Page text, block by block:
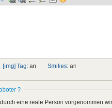
[img] Tag: an Smilies: an
?
eine reale Person vorgenommen